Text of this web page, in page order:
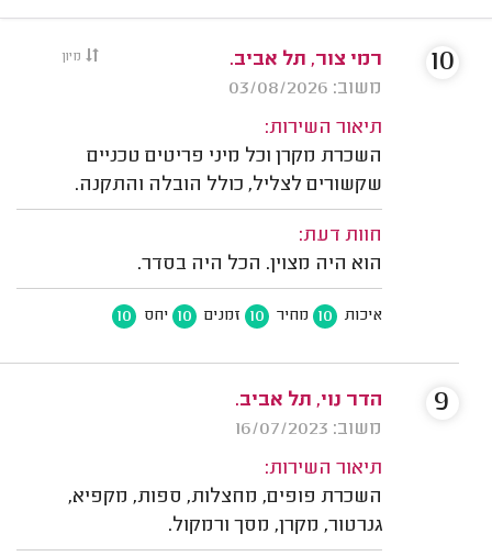
מיון
רמי צור, תל אביב.
משוב: 03/08/2026
תיאור השירות:
השכרת מקרן וכל מיני פריטים טכניים
שקשורים לצליל, כולל הובלה והתקנה.
חוות דעת:
הוא היה מצוין. הכל היה בסדר.
איכות 10 מחיר 10 זמנים 10 יחס 10
10
הדר נוי, תל אביב.
משוב: 16/07/2023
תיאור השירות:
השכרת פופים, מחצלות, ספות, מקפיא,
גנרטור, מקרן, מסך ורמקול.
9